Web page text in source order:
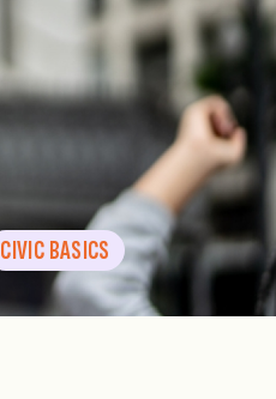
CIVIC BASICS